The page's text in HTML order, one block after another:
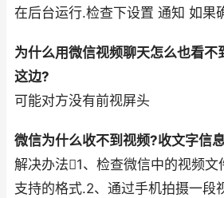
在后台运行.检查下设置 通知 如果
为什么用微信视频聊天怎么也看不
这边?
可能对方没有前视屏头
微信为什么收不到视频?收文字信
解决办法1、检查微信中的视频
支持的格式.2、通过手机拍摄一段